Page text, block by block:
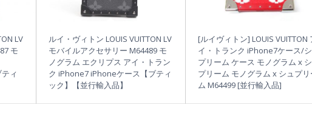
LV
モ
ィ
ルイ・ヴィトン LOUIS VUITTON LV
モバイルアクセサリー M64489 モ
ノグラム エクリプス アイ・トラン
ク iPhone7 iPhoneケース【ブティ
ック】【並行輸入品】
[ルイヴィトン] LOUIS VUITTON
イ・トランク iPhone7ケース/
プリーム ケース モノグラム x
プリーム モノグラム x シュプリ
ム M64499 [並行輸入品]